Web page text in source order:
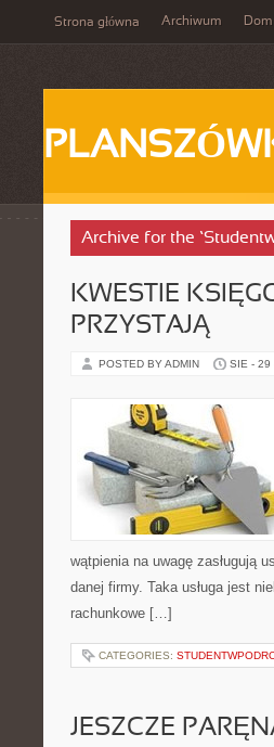
Strona główna Archiwum Dom
Archive for the
KWESTIE
PRZYSTAJĄ
POSTED BY ADMIN SIE - 29
wątpienia na uwagę zasługują
danej firmy. Taka usługa jest
rachunkowe […]
CATEGORIES:
JESZCZE